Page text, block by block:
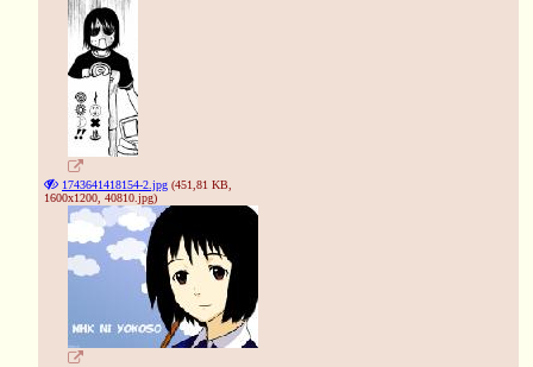
1743641418154-2.jpg (451,81 KB,
1600x1200, 40810.jpg)